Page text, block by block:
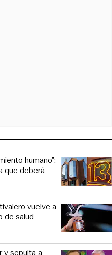
humano”:
que deberá
vuelve a
de salud
y sepulta a